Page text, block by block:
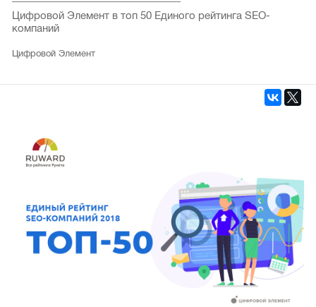
Цифровой Элемент в топ 50 Единого рейтинга SEO-
компаний
Цифровой Элемент